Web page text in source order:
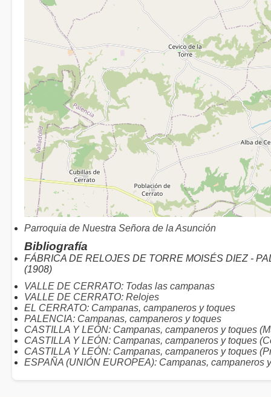
Parroquia de Nuestra Señora de la Asunción
Bibliografía
FÁBRICA DE RELOJES DE TORRE MOISÉS DIEZ -
(1908)
VALLE DE CERRATO: Todas las campanas
VALLE DE CERRATO: Relojes
EL CERRATO: Campanas, campaneros y toques
PALENCIA: Campanas, campaneros y toques
CASTILLA Y LEÓN: Campanas, campaneros y toques
CASTILLA Y LEÓN: Campanas, campaneros y toques
CASTILLA Y LEÓN: Campanas, campaneros y toques
ESPAÑA (UNIÓN EUROPEA): Campanas, campaneros